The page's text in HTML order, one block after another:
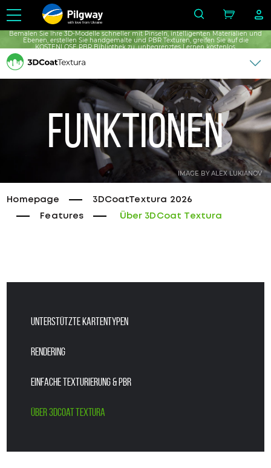
with love from Ukraine
Bemalen Sie Ihre 3D-Modelle schneller mit Pinseln, intelligenten Materialien und
Ebenen, erstellen Sie handgemalte und PBR Texturen, greifen Sie auf die
KOSTENLOSE PBR Bibliothek zu, unbegrenztes Lernen kostenlos.
IMAGE BY ALEX LUKIANOV
Funktionen
Homepage
3DCoatTextura 2026
Features
Über 3DCoat Textura
UNTERSTÜTZTE KARTENTYPEN
RENDERING
EINFACHE TEXTURIERUNG & PBR
Über 3DCoat Textura